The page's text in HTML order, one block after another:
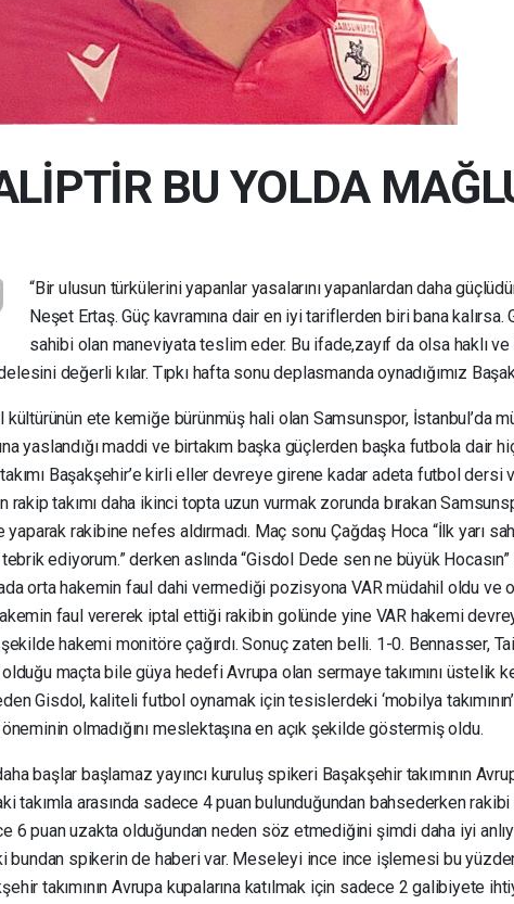
BU YOLDA
“Bir ulusun türkülerini yapanlar yasalarını yapanlardan daha
Neşet Ertaş. Güç kavramına dair en iyi tariflerden biri bana kalırsa.
sahibi olan maneviyata teslim eder. Bu ifade,zayıf da olsa haklı
değerli kılar. Tıpkı hafta sonu deplasmanda oynadığımız
kültürünün ete kemiğe bürünmüş hali olan Samsunspor, İstanbul’da
yaslandığı maddi ve birtakım başka güçlerden başka futbola dair
Başakşehir’e kirli eller devreye girene kadar adeta futbol dersi
rakip takımı daha ikinci topta uzun vurmak zorunda bırakan
yaparak rakibine nefes aldırmadı. Maç sonu Çağdaş Hoca “İlk yarı
ediyorum.” derken aslında “Gisdol Dede sen ne büyük
orta hakemin faul dahi vermediği pozisyona VAR müdahil oldu ve
faul vererek iptal ettiği rakibin golünde yine VAR hakemi
şekilde hakemi monitöre çağırdı. Sonuç zaten belli. 1-0. Bennasser,
maçta bile güya hedefi Avrupa olan sermaye takımını üstelik
Gisdol, kaliteli futbol oynamak için tesislerdeki ‘mobilya takımının’
olmadığını meslektaşına en açık şekilde göstermiş oldu.
başlar başlamaz yayıncı kuruluş spikeri Başakşehir takımının
takımla arasında sadece 4 puan bulunduğundan bahsederken
6 puan uzakta olduğundan neden söz etmediğini şimdi daha iyi
bundan spikerin de haberi var. Meseleyi ince ince işlemesi bu
takımının Avrupa kupalarına katılmak için sadece 2 galibiyete